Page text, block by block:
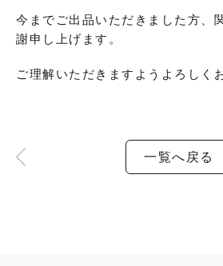
今までご出品いただきました方、
謝申し上げます。
ご理解いただきますようよろしく
一覧へ戻る